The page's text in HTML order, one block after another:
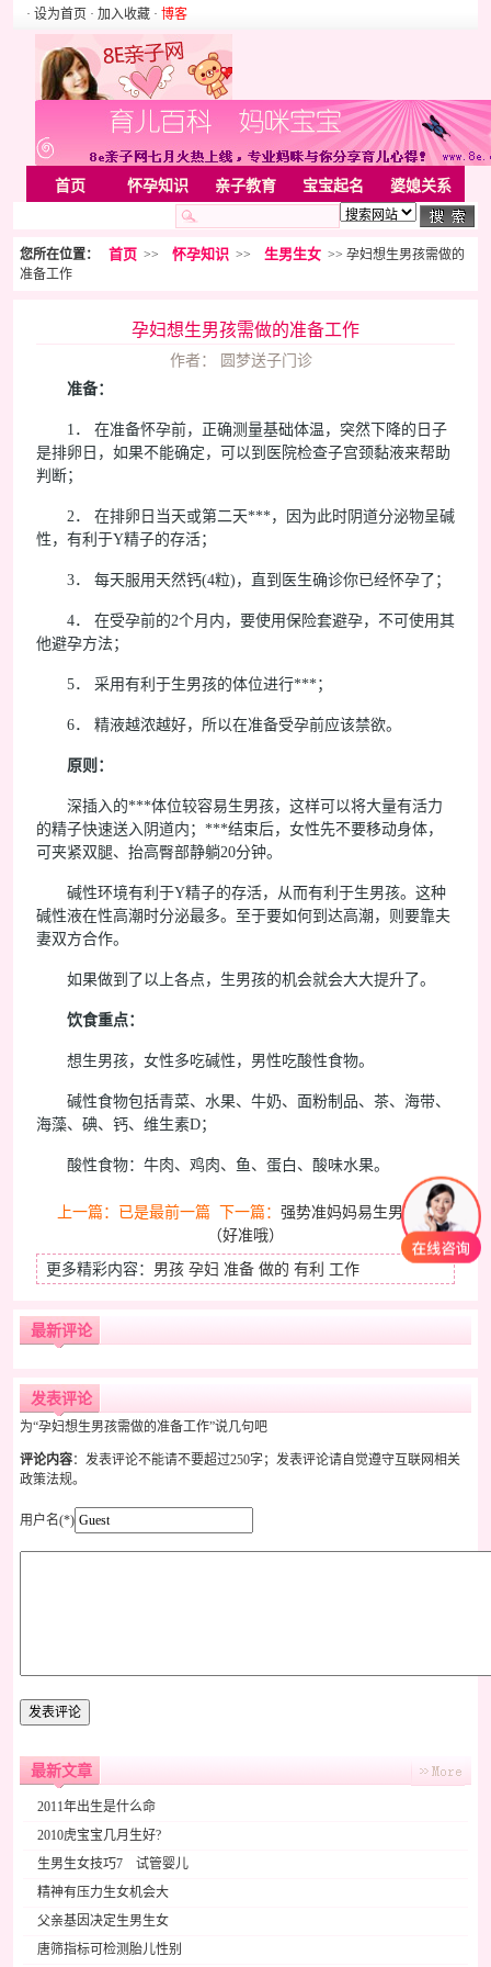
· 设为首页 · 加入收藏 · 博客
首页 怀孕知识 亲子教育 宝宝起名 婆媳关系
胎教音乐 家居 亲子游戏
美容化装 Rss
您所在位置： 首页 >> 怀孕知识 >> 生男生女 >> 孕妇想生男孩需做的
准备工作
孕妇想生男孩需做的准备工作
作者： 圆梦送子门诊
准备：
1． 在准备怀孕前，正确测量基础体温，突然下降的日子
是排卵日，如果不能确定，可以到医院检查子宫颈黏液来帮助
判断；
2． 在排卵日当天或第二天***，因为此时阴道分泌物呈碱
性，有利于Y精子的存活；
3． 每天服用天然钙(4粒)，直到医生确诊你已经怀孕了；
4． 在受孕前的2个月内，要使用保险套避孕，不可使用其
他避孕方法；
5． 采用有利于生男孩的体位进行***；
6． 精液越浓越好，所以在准备受孕前应该禁欲。
原则：
深插入的***体位较容易生男孩，这样可以将大量有活力
的精子快速送入阴道内；***结束后，女性先不要移动身体，
可夹紧双腿、抬高臀部静躺20分钟。
碱性环境有利于Y精子的存活，从而有利于生男孩。这种
碱性液在性高潮时分泌最多。至于要如何到达高潮，则要靠夫
妻双方合作。
如果做到了以上各点，生男孩的机会就会大大提升了。
饮食重点：
想生男孩，女性多吃碱性，男性吃酸性食物。
碱性食物包括青菜、水果、牛奶、面粉制品、茶、海带、
海藻、碘、钙、维生素D；
酸性食物：牛肉、鸡肉、鱼、蛋白、酸味水果。
上一篇：已是最前一篇 下一篇： 强势准妈妈易生男宝宝
（好准哦）
更多精彩内容： 男孩 孕妇 准备 做的 有利 工作
最新评论
发表评论
为“孕妇想生男孩需做的准备工作”说几句吧
评论内容：发表评论不能请不要超过250字；发表评论请自觉遵守互联网相关
政策法规。
用户名(*)
最新文章
2011年出生是什么命
2010虎宝宝几月生好?
生男生女技巧7 试管婴儿
精神有压力生女机会大
父亲基因决定生男生女
唐筛指标可检测胎儿性别